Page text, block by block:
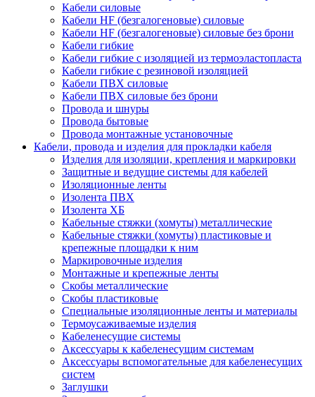
Кабели силовые
Кабели HF (безгалогеновые) силовые
Кабели HF (безгалогеновые) силовые без брони
Кабели гибкие
Кабели гибкие с изоляцией из термоэластопласта
Кабели гибкие с резиновой изоляцией
Кабели ПВХ силовые
Кабели ПВХ силовые без брони
Провода и шнуры
Провода бытовые
Провода монтажные установочные
Кабели, провода и изделия для прокладки кабеля
Изделия для изоляции, крепления и маркировки
Защитные и ведущие системы для кабелей
Изоляционные ленты
Изолента ПВХ
Изолента ХБ
Кабельные стяжки (хомуты) металлические
Кабельные стяжки (хомуты) пластиковые и
крепежные площадки к ним
Маркировочные изделия
Монтажные и крепежные ленты
Скобы металлические
Скобы пластиковые
Специальные изоляционные ленты и материалы
Термоусаживаемые изделия
Кабеленесущие системы
Аксессуары к кабеленесущим системам
Аксессуары вспомогательные для кабеленесущих
систем
Заглушки